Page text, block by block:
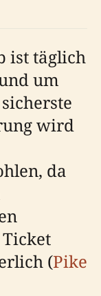
ist täglich
um
wird
da
(Pike